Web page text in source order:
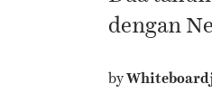
dengan
by